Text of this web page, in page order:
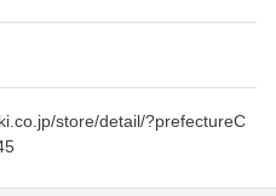
store/detail/?prefectureC